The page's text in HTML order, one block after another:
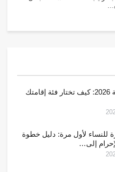
خدمة الاعاشة 2026: كيف تختار فئة إقامتك
للنساء لأول مرة: دليل خطوة
إلى…